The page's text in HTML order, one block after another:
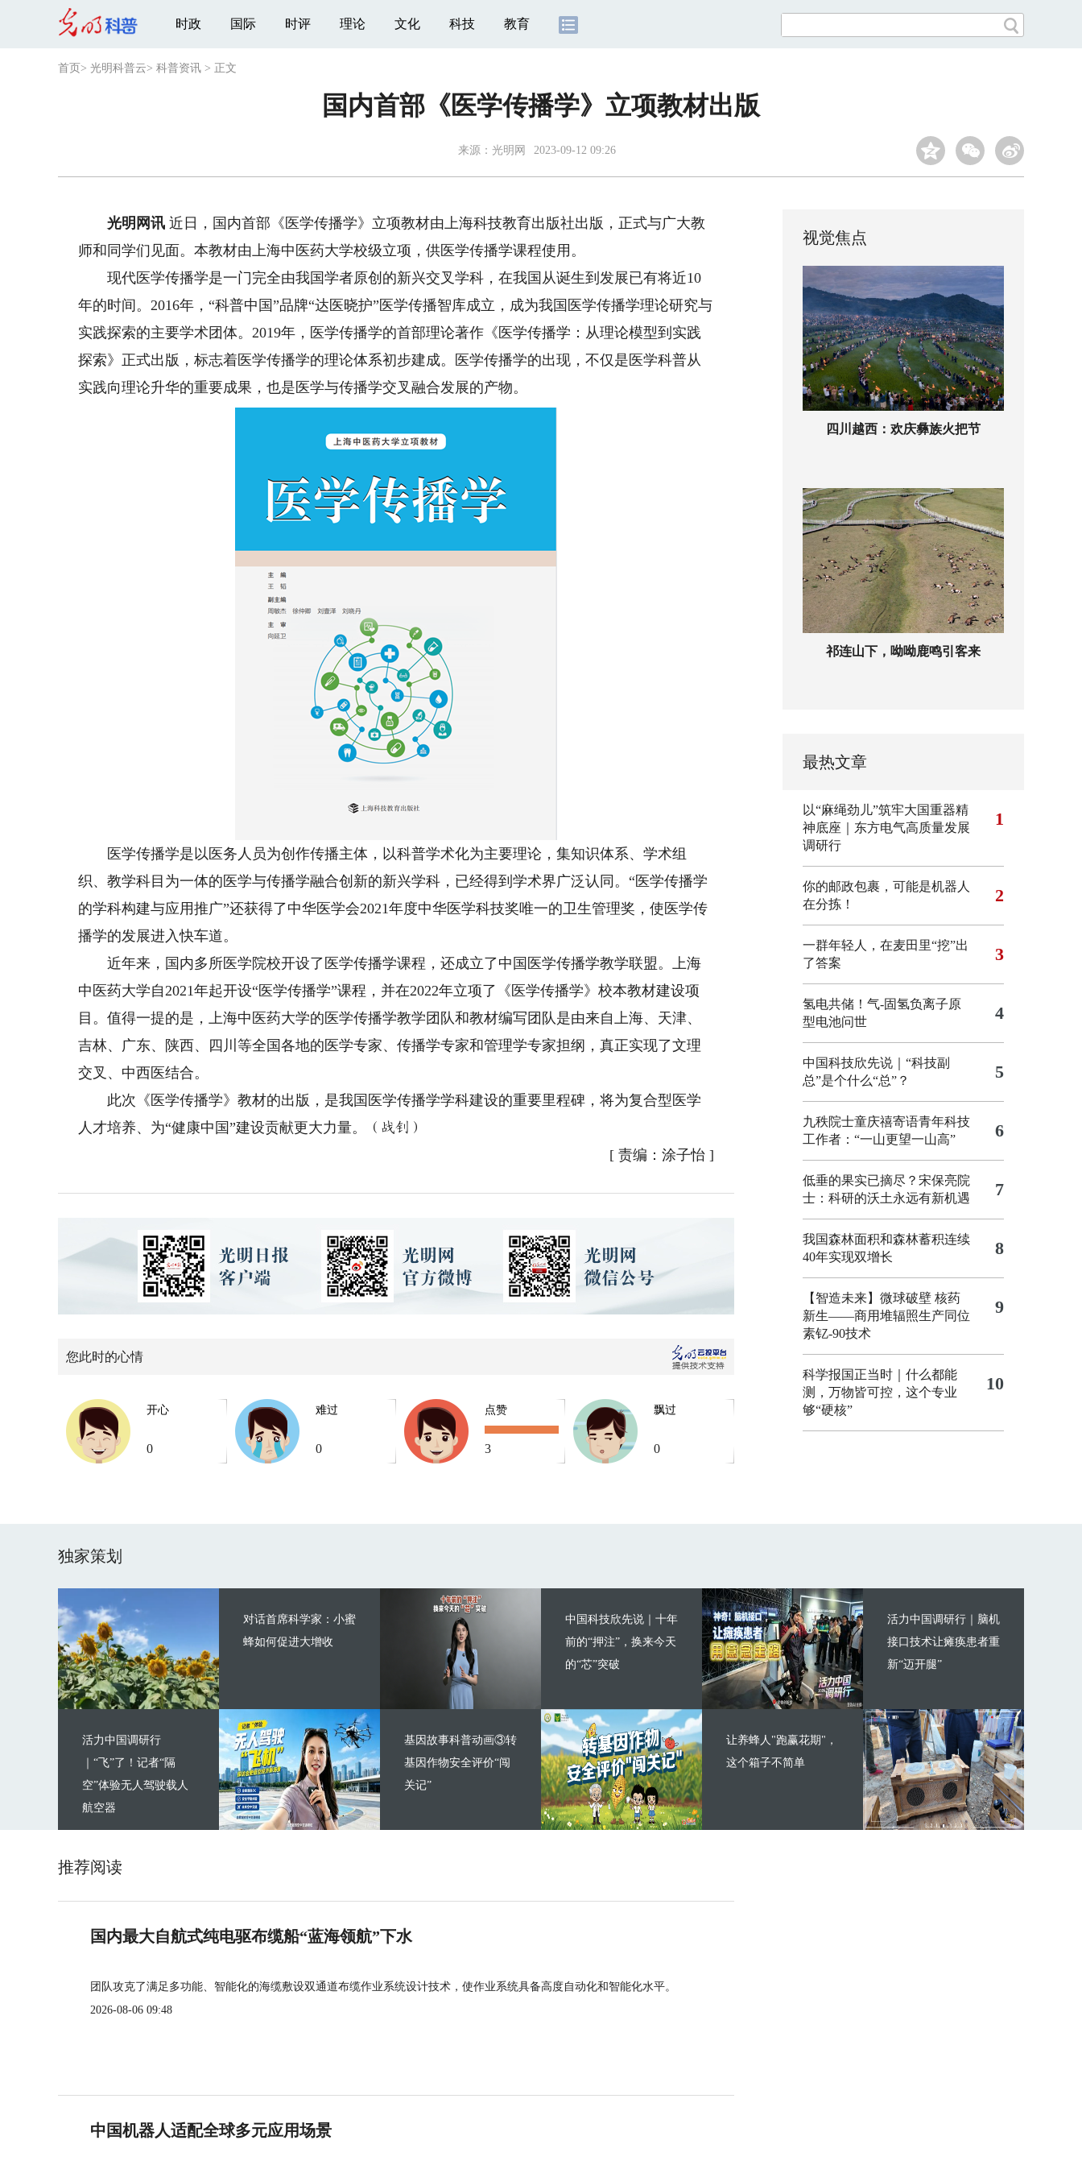
时政 国际 时评 理论 文化 科技 教育
首页 > 光明科普云> 科普资讯 > 正文
国内首部《医学传播学》立项教材出版
来源：光明网 2023-09-12 09:26
光明网讯 近日，国内首部《医学传播学》立项教材由上海科技教育出版社出版，正式与广大教
师和同学们见面。本教材由上海中医药大学校级立项，供医学传播学课程使用。
现代医学传播学是一门完全由我国学者原创的新兴交叉学科，在我国从诞生到发展已有将近10
年的时间。2016年，“科普中国”品牌“达医晓护”医学传播智库成立，成为我国医学传播学理论研究与
实践探索的主要学术团体。2019年，医学传播学的首部理论著作《医学传播学：从理论模型到实践
探索》正式出版，标志着医学传播学的理论体系初步建成。医学传播学的出现，不仅是医学科普从
实践向理论升华的重要成果，也是医学与传播学交叉融合发展的产物。
医学传播学是以医务人员为创作传播主体，以科普学术化为主要理论，集知识体系、学术组
织、教学科目为一体的医学与传播学融合创新的新兴学科，已经得到学术界广泛认同。“医学传播学
的学科构建与应用推广”还获得了中华医学会2021年度中华医学科技奖唯一的卫生管理奖，使医学传
播学的发展进入快车道。
近年来，国内多所医学院校开设了医学传播学课程，还成立了中国医学传播学教学联盟。上海
中医药大学自2021年起开设“医学传播学”课程，并在2022年立项了《医学传播学》校本教材建设项
目。值得一提的是，上海中医药大学的医学传播学教学团队和教材编写团队是由来自上海、天津、
吉林、广东、陕西、四川等全国各地的医学专家、传播学专家和管理学专家担纲，真正实现了文理
交叉、中西医结合。
此次《医学传播学》教材的出版，是我国医学传播学学科建设的重要里程碑，将为复合型医学
人才培养、为“健康中国”建设贡献更大力量。
（战钊）
[ 责编：涂子怡]
您此时的心情
开心
0
难过
0
点赞
3
飘过
0
视觉焦点
四川越西：欢庆彝族火把节
祁连山下，呦呦鹿鸣引客来
最热文章
以“麻绳劲儿”筑牢大国重器精
神底座｜东方电气高质量发展
调研行
1
你的邮政包裹，可能是机器人
在分拣！
2
一群年轻人，在麦田里“挖”出
了答案
3
氢电共储！气-固氢负离子原
型电池问世
4
中国科技欣先说｜“科技副
总”是个什么“总”？
5
九秩院士童庆禧寄语青年科技
工作者：“一山更望一山高”
6
低垂的果实已摘尽？宋保亮院
士：科研的沃土永远有新机遇
7
我国森林面积和森林蓄积连续
40年实现双增长
8
【智造未来】微球破壁 核药
新生——商用堆辐照生产同位
素钇-90技术
9
科学报国正当时｜什么都能
测，万物皆可控，这个专业
够“硬核”
10
独家策划
对话首席科学家：小蜜
蜂如何促进大增收
活力中国调研行
｜“飞”了！记者“隔
空”体验无人驾驶载人
航空器
中国科技欣先说｜十年
前的“押注”，换来今天
的“芯”突破
基因故事科普动画③转
基因作物安全评价“闯
关记”
活力中国调研行｜脑机
接口技术让瘫痪患者重
新“迈开腿”
让养蜂人"跑赢花期"，
这个箱子不简单
推荐阅读
国内最大自航式纯电驱布缆船“蓝海领航”下水
团队攻克了满足多功能、智能化的海缆敷设双通道布缆作业系统设计技术，使作业系统具备高度自动化和智能化水平。
2026-08-06 09:48
中国机器人适配全球多元应用场景